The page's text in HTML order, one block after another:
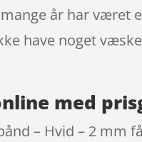
år har været
have noget
med
– Hvid – 2